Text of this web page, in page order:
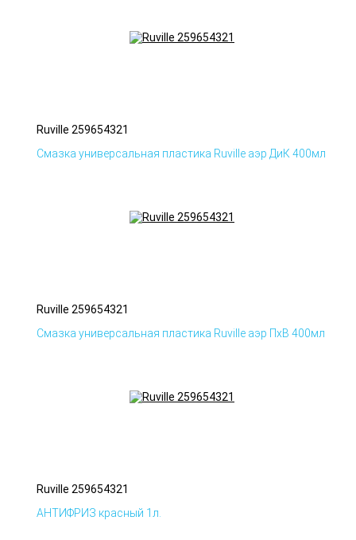
Ruville 259654321
Смазка универсальная пластика Ruville аэр ДиК 400мл
Ruville 259654321
Смазка универсальная пластика Ruville аэр ПхВ 400мл
Ruville 259654321
АНТИФРИЗ красный 1л.